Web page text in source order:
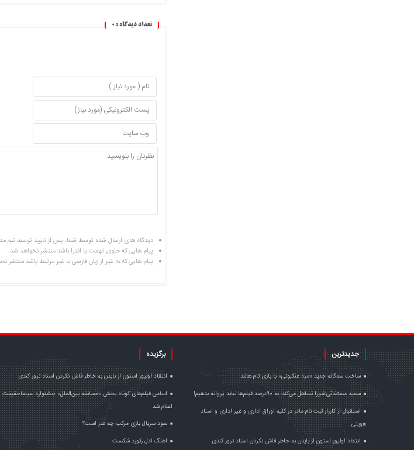
تعداد دیدگاه : 0
دیدگاه های ارسال شده توسط شما، پس از تایید توسط تیم
پیام هایی که حاوی تهمت یا افترا باشد منتشر نخواهد شد.
پیام هایی که به غیر از زبان فارسی یا غیر مرتبط باشد منتشر
جدیدترین
ساخت سه‌گانه جدید «مرد عنکبوتی» با بازی تام هالند
سعید مستغاثی:شورا تساهل می‌کند؛ به ۹۰درصد فیلم‌ها نباید پروانه بدهیم!
استقبال از کارزار ثبت نام مادر در کلیه اوراق اداری و غیر اداری و اسناد
هویتی
انتقاد اولیور استون از بایدن به خاطر فاش نکردن اسناد ترور کندی
برگزیده
انتقاد اولیور استون از بایدن به خاطر فاش نکردن اسناد ترور کندی
اسامی فیلم‌های کوتاه بخش «مسابقه بین‌الملل» جشنواره سینماحقیقت
اعلام شد
سود سریال بازی مرکب چه قدر است؟
اهنگ ادل رکورد شکست